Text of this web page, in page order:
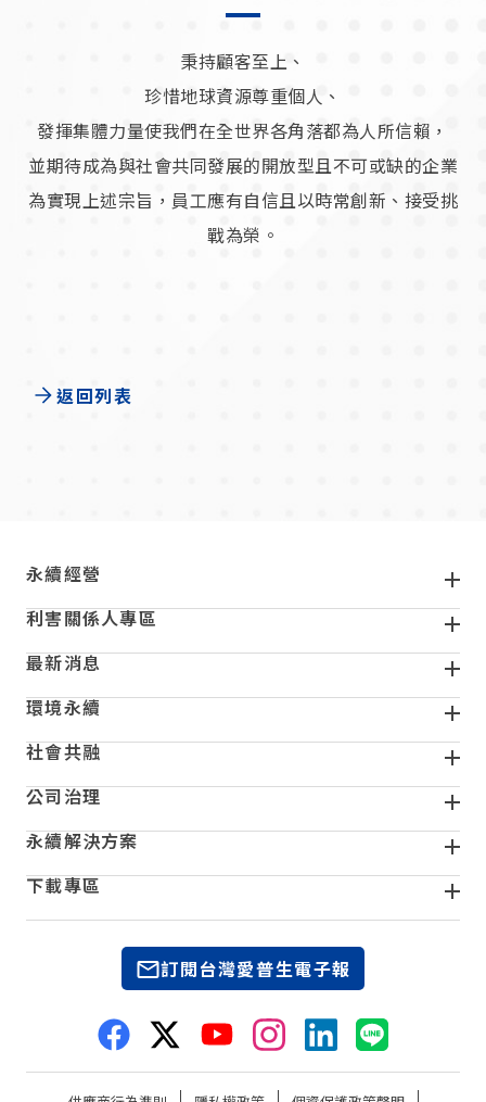
秉持顧客至上、
珍惜地球資源尊重個人、
發揮集體力量使我們在全世界各角落都為人所信賴，
並期待成為與社會共同發展的開放型且不可或缺的企業
為實現上述宗旨，員工應有自信且以時常創新、接受挑
戰為榮。
返回列表
頁尾
永續經營
利害關係人專區
最新消息
環境永續
社會共融
公司治理
永續解決方案
下載專區
訂閱台灣愛普生電子報